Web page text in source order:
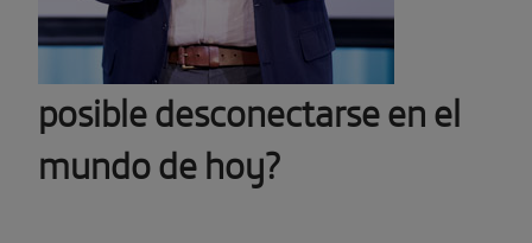
posible desconectarse en el
mundo de hoy?